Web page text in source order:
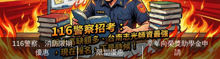
116警察、消防限期
優惠
限期優惠
莘莘向榮獎助學金申
請